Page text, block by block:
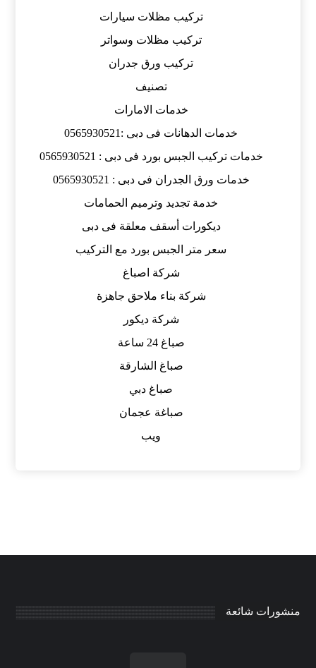
تركيب مظلات سيارات
تركيب مظلات وسواتر
تركيب ورق جدران
تصنيف
خدمات الامارات
خدمات الدهانات فى دبى :0565930521
خدمات تركيب الجبس بورد فى دبى : 0565930521
خدمات ورق الجدران فى دبى : 0565930521
خدمة تجديد وترميم الحمامات
ديكورات أسقف معلقة فى دبى
سعر متر الجبس بورد مع التركيب
شركة اصباغ
شركة بناء ملاحق جاهزة
شركة ديكور
صباغ 24 ساعة
صباغ الشارقة
صباغ دبي
صباغة عجمان
ويب
منشورات شائعة